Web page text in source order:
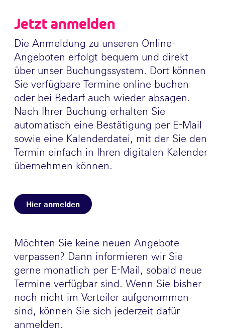
Jetzt anmelden
Die Anmeldung zu unseren Online-
Angeboten erfolgt bequem und direkt
über unser Buchungssystem. Dort können
Sie verfügbare Termine online buchen
oder bei Bedarf auch wieder absagen.
Nach Ihrer Buchung erhalten Sie
automatisch eine Bestätigung per E-Mail
sowie eine Kalenderdatei, mit der Sie den
Termin einfach in Ihren digitalen Kalender
übernehmen können.
Hier anmelden
Möchten Sie keine neuen Angebote
verpassen? Dann informieren wir Sie
gerne monatlich per E-Mail, sobald neue
Termine verfügbar sind. Wenn Sie bisher
noch nicht im Verteiler aufgenommen
sind, können Sie sich jederzeit dafür
anmelden.